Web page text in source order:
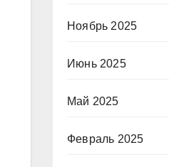
Ноябрь 2025
Июнь 2025
Май 2025
Февраль 2025